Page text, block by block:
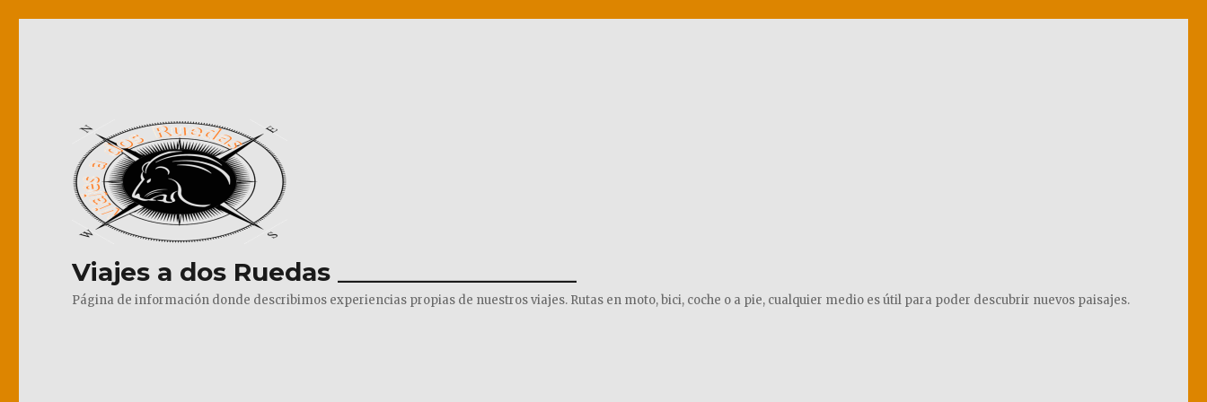
Viajes a dos Ruedas ___________________
Página de información donde describimos experiencias propias de nuestros viajes. Rutas en moto, bici, coche o a pie, cualquier medio es útil para poder descubrir nuevos paisajes.